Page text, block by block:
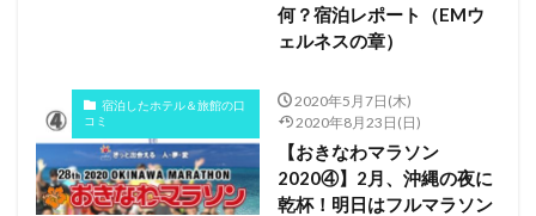
何？宿泊レポート（EMウ
ェルネスの章）
宿泊したホテル＆旅館の口
コミ
2020年5月7日(木)
2020年8月23日(日)
【おきなわマラソン
2020④】2月、沖縄の夜に
乾杯！明日はフルマラソン